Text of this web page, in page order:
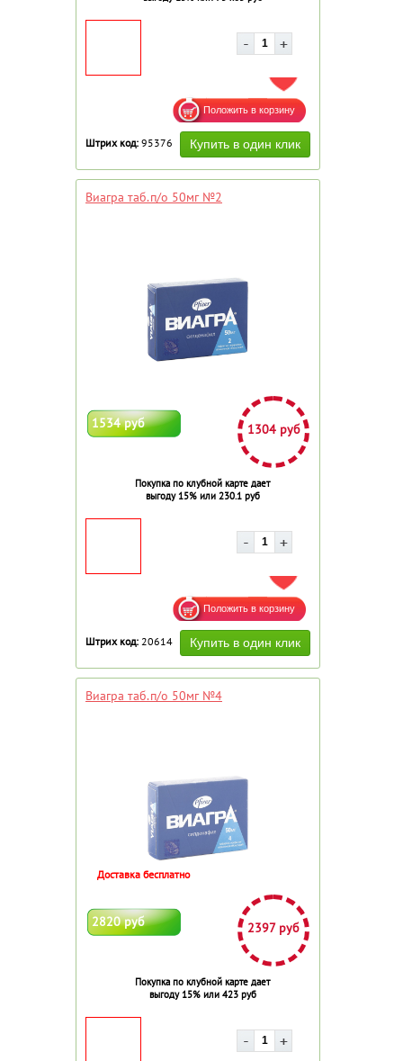
ДОБАВИТЬ В ИЗБРАННОЕ
Штрих код: 95376
Виагра таб.п/о 50мг №2
1534 руб 1304 руб
Покупка по клубной карте дает
выгоду 15% или 230.1 руб
ДОБАВИТЬ В ИЗБРАННОЕ
Штрих код: 20614
Виагра таб.п/о 50мг №4
2820 руб 2397 руб
Покупка по клубной карте дает
выгоду 15% или 423 руб
Доставка бесплатно